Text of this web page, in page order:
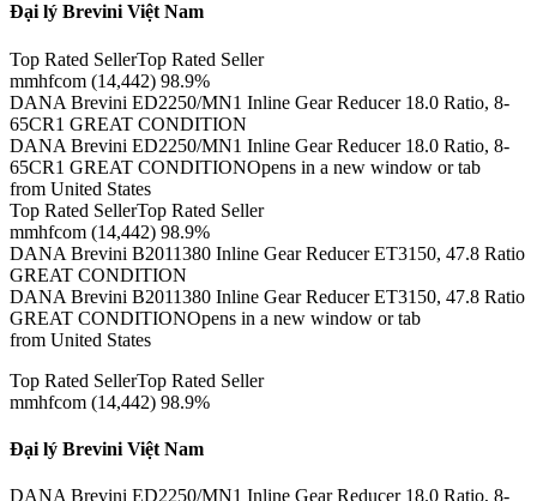
Đại lý Brevini Việt Nam
Top Rated SellerTop Rated Seller
mmhfcom (14,442) 98.9%
DANA Brevini ED2250/MN1 Inline Gear Reducer 18.0 Ratio, 8-
65CR1 GREAT CONDITION
DANA Brevini ED2250/MN1 Inline Gear Reducer 18.0 Ratio, 8-
65CR1 GREAT CONDITIONOpens in a new window or tab
from United States
Top Rated SellerTop Rated Seller
mmhfcom (14,442) 98.9%
DANA Brevini B2011380 Inline Gear Reducer ET3150, 47.8 Ratio
GREAT CONDITION
DANA Brevini B2011380 Inline Gear Reducer ET3150, 47.8 Ratio
GREAT CONDITIONOpens in a new window or tab
from United States
Top Rated SellerTop Rated Seller
mmhfcom (14,442) 98.9%
Đại lý Brevini Việt Nam
DANA Brevini ED2250/MN1 Inline Gear Reducer 18.0 Ratio, 8-